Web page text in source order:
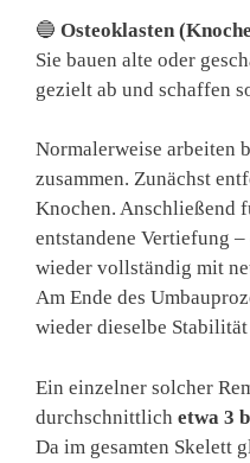
🔵 Osteoklasten
Sie bauen alte oder
gezielt ab und schaffen
Normalerweise arbeiten
zusammen. Zunächst
Knochen. Anschließend
entstandene Vertiefung –
wieder vollständig mit
Am Ende des
wieder dieselbe
Ein einzelner solcher
durchschnittlich etwa 3
Da im gesamten Skelett